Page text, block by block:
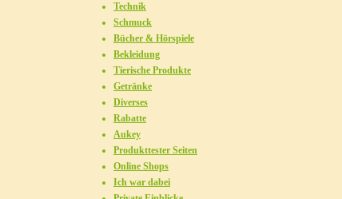
Technik
Schmuck
Bücher & Hörspiele
Bekleidung
Tierische Produkte
Getränke
Diverses
Rabatte
Aukey
Produkttester Seiten
Online Shops
Ich war dabei